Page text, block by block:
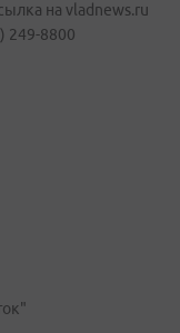
на vladnews.ru
249-8800